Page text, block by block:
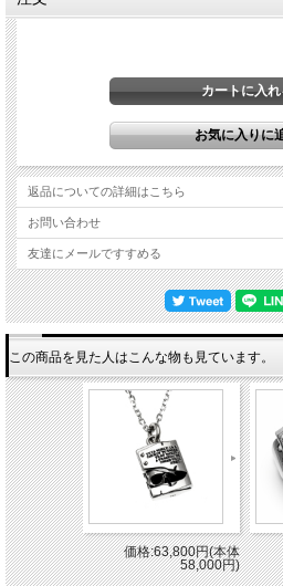
返品についての詳細はこちら
お問い合わせ
友達にメールですすめる
この商品を見た人はこんな物も見ています。
価格:63,800円(本体
58,000円)